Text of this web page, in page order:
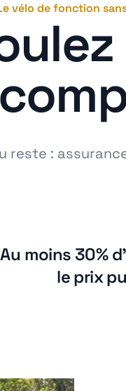
vélo de fonction
reste :
moins 30%
le prix